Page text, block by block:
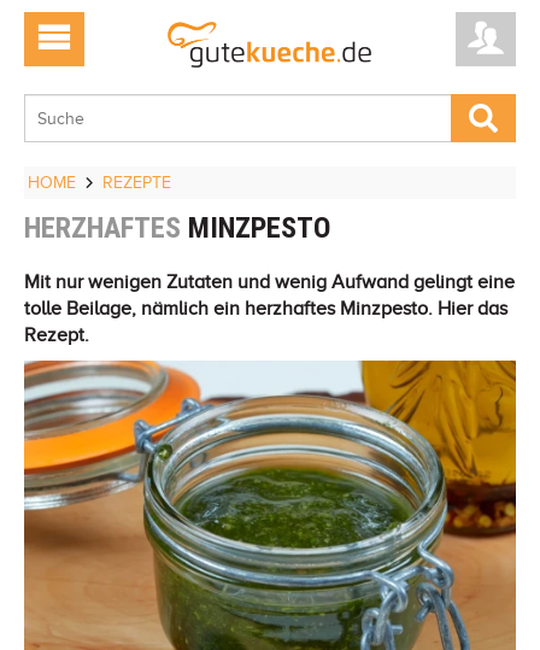
HOME REZEPTE
HERZHAFTES MINZPESTO
Mit nur wenigen Zutaten und wenig Aufwand gelingt eine
tolle Beilage, nämlich ein herzhaftes Minzpesto. Hier das
Rezept.